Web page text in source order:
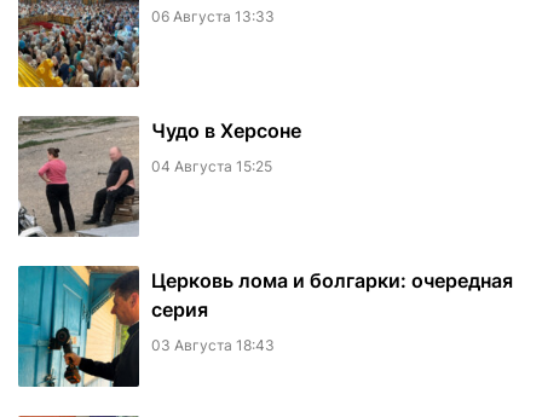
06 Августа 13:33
Чудо в Херсоне
04 Августа 15:25
Церковь лома и болгарки: очередная
серия
03 Августа 18:43